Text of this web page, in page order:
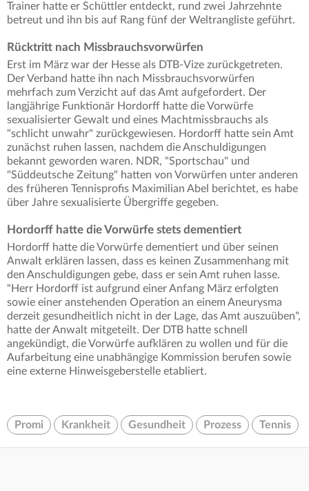
Trainer hatte er Schüttler entdeckt, rund zwei Jahrzehnte
betreut und ihn bis auf Rang fünf der Weltrangliste geführt.
Rücktritt nach Missbrauchsvorwürfen
Erst im März war der Hesse als DTB-Vize zurückgetreten.
Der Verband hatte ihn nach Missbrauchsvorwürfen
mehrfach zum Verzicht auf das Amt aufgefordert. Der
langjährige Funktionär Hordorff hatte die Vorwürfe
sexualisierter Gewalt und eines Machtmissbrauchs als
"schlicht unwahr" zurückgewiesen. Hordorff hatte sein Amt
zunächst ruhen lassen, nachdem die Anschuldigungen
bekannt geworden waren. NDR, "Sportschau" und
"Süddeutsche Zeitung" hatten von Vorwürfen unter anderen
des früheren Tennisprofis Maximilian Abel berichtet, es habe
über Jahre sexualisierte Übergriffe gegeben.
Hordorff hatte die Vorwürfe stets dementiert
Hordorff hatte die Vorwürfe dementiert und über seinen
Anwalt erklären lassen, dass es keinen Zusammenhang mit
den Anschuldigungen gebe, dass er sein Amt ruhen lasse.
"Herr Hordorff ist aufgrund einer Anfang März erfolgten
sowie einer anstehenden Operation an einem Aneurysma
derzeit gesundheitlich nicht in der Lage, das Amt auszuüben",
hatte der Anwalt mitgeteilt. Der DTB hatte schnell
angekündigt, die Vorwürfe aufklären zu wollen und für die
Aufarbeitung eine unabhängige Kommission berufen sowie
eine externe Hinweisgeberstelle etabliert.
Promi Krankheit Gesundheit Prozess Tennis